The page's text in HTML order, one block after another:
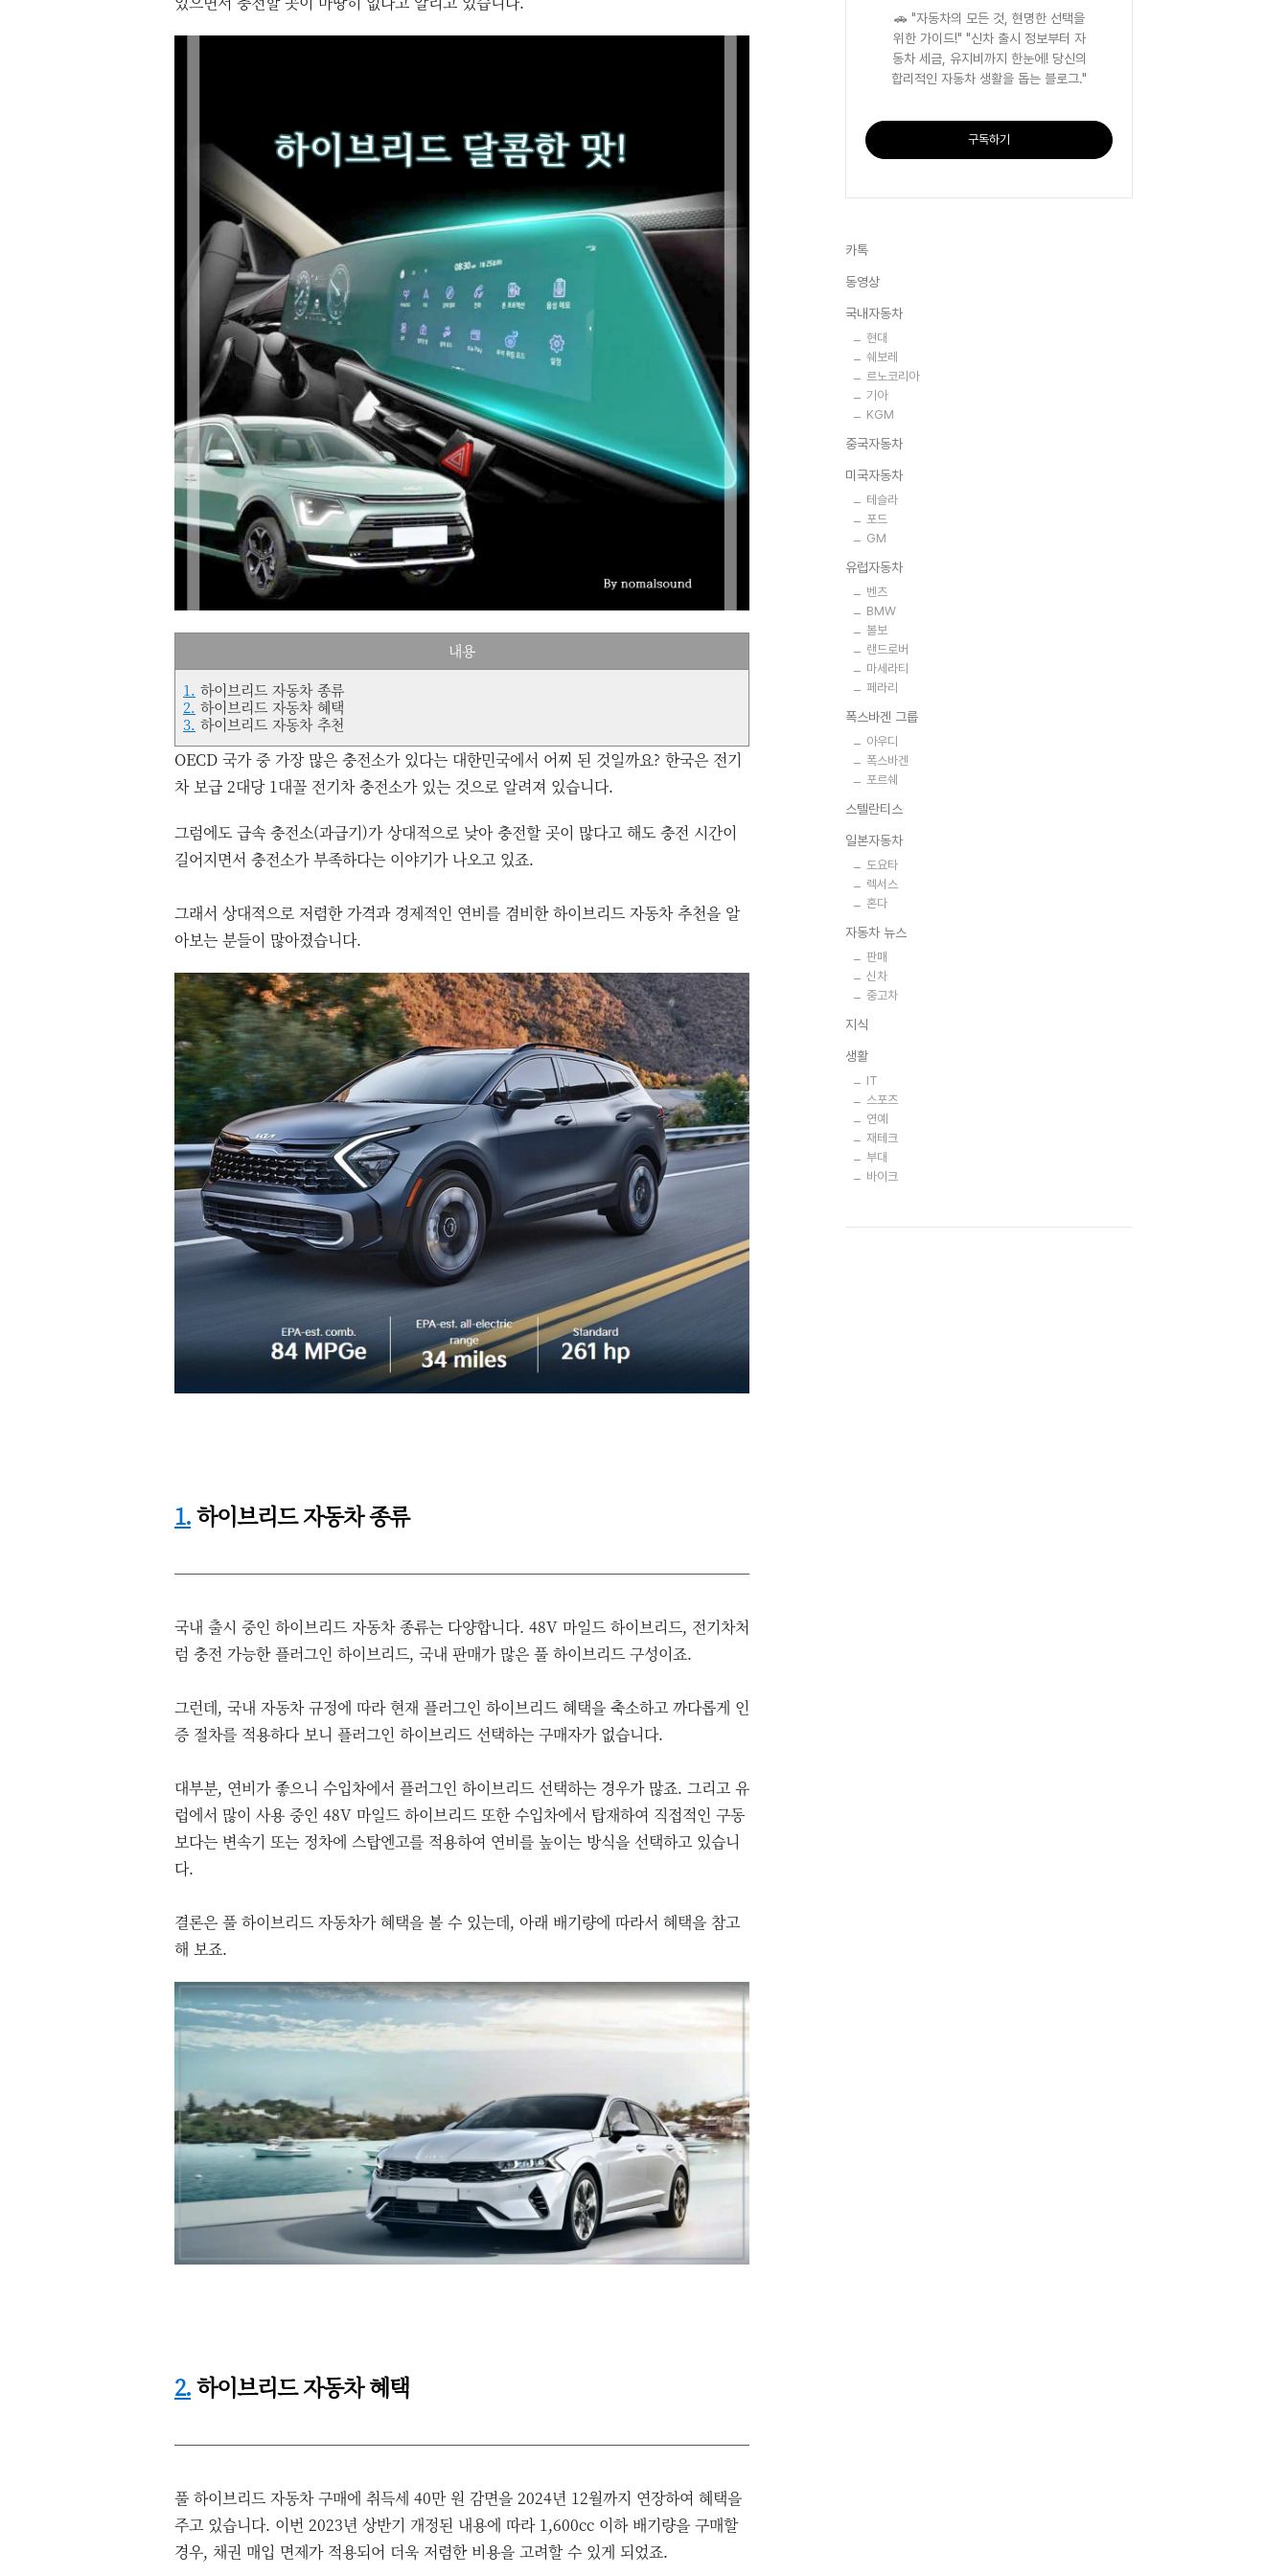
내용
1. 하이브리드 자동차 종류
2. 하이브리드 자동차 혜택
3. 하이브리드 자동차 추천
OECD 국가 중 가장 많은 충전소가 있다는 대한민국에서 어찌 된 것일까요? 한국은 전기
차 보급 2대당 1대꼴 전기차 충전소가 있는 것으로 알려져 있습니다.
그럼에도 급속 충전소(과급기)가 상대적으로 낮아 충전할 곳이 많다고 해도 충전 시간이
길어지면서 충전소가 부족하다는 이야기가 나오고 있죠.
그래서 상대적으로 저렴한 가격과 경제적인 연비를 겸비한 하이브리드 자동차 추천을 알
아보는 분들이 많아졌습니다.
1.하이브리드 자동차 종류
국내 출시 중인 하이브리드 자동차 종류는 다양합니다. 48V 마일드 하이브리드, 전기차처
럼 충전 가능한 플러그인 하이브리드, 국내 판매가 많은 풀 하이브리드 구성이죠.
그런데, 국내 자동차 규정에 따라 현재 플러그인 하이브리드 혜택을 축소하고 까다롭게 인
증 절차를 적용하다 보니 플러그인 하이브리드 선택하는 구매자가 없습니다.
대부분, 연비가 좋으니 수입차에서 플러그인 하이브리드 선택하는 경우가 많죠. 그리고 유
럽에서 많이 사용 중인 48V 마일드 하이브리드 또한 수입차에서 탑재하여 직접적인 구동
보다는 변속기 또는 정차에 스탑엔고를 적용하여 연비를 높이는 방식을 선택하고 있습니
다.
결론은 풀 하이브리드 자동차가 혜택을 볼 수 있는데, 아래 배기량에 따라서 혜택을 참고
해 보죠.
2.하이브리드 자동차 혜택
풀 하이브리드 자동차 구매에 취득세 40만 원 감면을 2024년 12월까지 연장하여 혜택을
주고 있습니다. 이번 2023년 상반기 개정된 내용에 따라 1,600cc 이하 배기량을 구매할
경우, 채권 매입 면제가 적용되어 더욱 저렴한 비용을 고려할 수 있게 되었죠.
🚗 "자동차의 모든 것, 현명한 선택을
위한 가이드!" "신차 출시 정보부터 자
동차 세금, 유지비까지 한눈에! 당신의
합리적인 자동차 생활을 돕는 블로그."
구독하기
카톡
동영상
국내자동차
현대
쉐보레
르노코리아
기아
KGM
중국자동차
미국자동차
테슬라
포드
GM
유럽자동차
벤츠
BMW
볼보
랜드로버
마세라티
페라리
폭스바겐 그룹
아우디
폭스바겐
포르쉐
스텔란티스
일본자동차
도요타
렉서스
혼다
자동차 뉴스
판매
신차
중고차
지식
생활
IT
스포츠
연예
재테크
부대
바이크